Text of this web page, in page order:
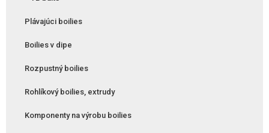
Plávajúci boilies
Boilies v dipe
Rozpustný boilies
Rohlíkový boilies, extrudy
Komponenty na výrobu boilies